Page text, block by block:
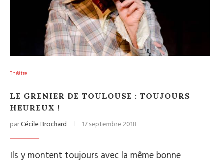
Théâtre
LE GRENIER DE TOULOUSE : TOUJOURS
HEUREUX !
parCécile Brochard 17 septembre 2018
Ils y montent toujours avec la même bonne